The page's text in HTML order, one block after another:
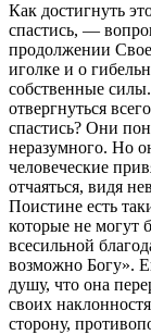
Как достигнуть
спастись, —
продолжении
иголке и о
собственные
отвергнуться
спастись? Они
неразумного. Но
человеческие
отчаяться, видя
Поистине есть
которые не могут
всесильной
возможно Богу».
душу, что она
своих
сторону,